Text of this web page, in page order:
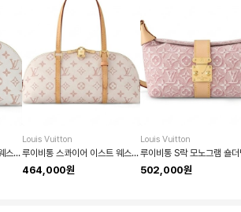
루이비통 스콰이어 이스트 웨스트 핸드백
Louis Vuitton
루이비통 스콰이어 이스트 웨스트 모노그램
464,000원
Louis Vuitton
루이비통 S락 모노그램 숄더
502,000원